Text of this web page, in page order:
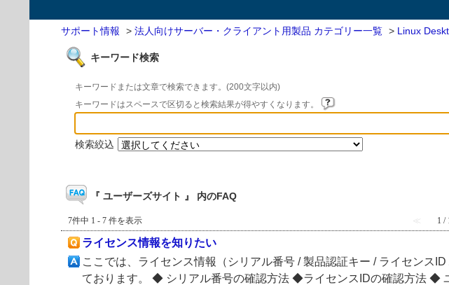
サポート情報 > 法人向けサーバー・クライアント用製品 カテゴリー一覧 > Linux
キーワード検索
キーワードまたは文章で検索できます。(200文字以内)
キーワードはスペースで区切ると検索結果が得やすくなります。
検索絞込
『 ユーザーズサイト 』 内のFAQ
7件中 1 - 7 件を表示 ≪ 1 /
ライセンス情報を知りたい
ここでは、ライセンス情報（シリアル番号 / 製品認証キー / ライセンス
ております。 ◆ シリアル番号の確認方法 ◆ライセンスIDの確認方法 ◆